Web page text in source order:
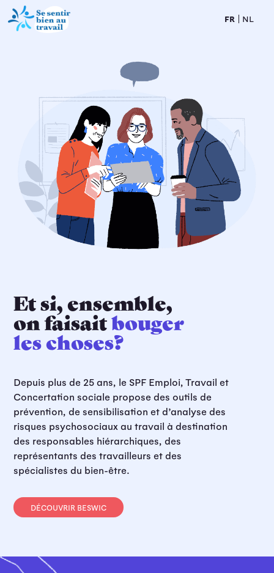
FR NL
Et si, ensemble,
on faisaitbouger
les choses?
Depuis plus de 25 ans, le SPF Emploi, Travail et
Concertation sociale propose des outils de
prévention, de sensibilisation et d’analyse des
risques psychosociaux au travail à destination
des responsables hiérarchiques, des
représentants des travailleurs et des
spécialistes du bien-être.
DÉCOUVRIR BESWIC